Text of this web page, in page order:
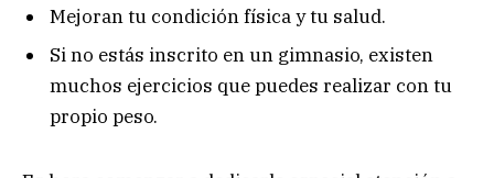
Mejoran tu condición física y tu salud.
Si no estás inscrito en un gimnasio, existen
muchos ejercicios que puedes realizar con tu
propio peso.